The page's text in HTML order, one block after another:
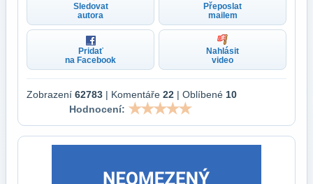
Sledovat
autora
Přeposlat
mailem
Pridať
na Facebook
Nahlásit
video
Zobrazení 62783 | Komentáře 22 | Oblíbené 10
Hodnocení: